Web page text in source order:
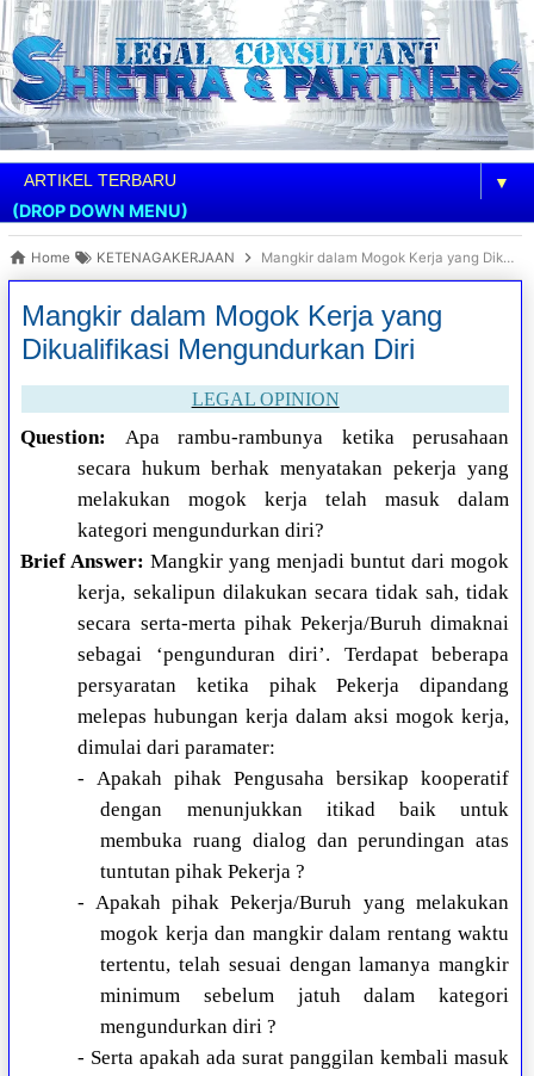
▼
(DROP DOWN MENU)
Home KETENAGAKERJAAN Mangkir dalam Mogok Kerja yang Dikualifikasi Mengundurkan Diri
Mangkir dalam Mogok Kerja yang
Dikualifikasi Mengundurkan Diri
LEGAL OPINION
Question:
Apa rambu-rambunya ketika perusahaan
secara hukum berhak menyatakan pekerja yang
melakukan mogok kerja telah masuk dalam
kategori mengundurkan diri?
Brief Answer: Mangkir yang menjadi buntut dari mogok
kerja, sekalipun dilakukan secara tidak sah, tidak
secara serta-merta pihak Pekerja/Buruh dimaknai
sebagai ‘pengunduran diri’. Terdapat beberapa
persyaratan ketika pihak Pekerja dipandang
melepas hubungan kerja dalam aksi mogok kerja,
dimulai dari paramater:
- Apakah pihak Pengusaha bersikap kooperatif
dengan menunjukkan itikad baik untuk
membuka ruang dialog dan perundingan atas
tuntutan pihak Pekerja ?
- Apakah pihak Pekerja/Buruh yang melakukan
mogok kerja dan mangkir dalam rentang waktu
tertentu, telah sesuai dengan lamanya mangkir
minimum sebelum jatuh dalam kategori
mengundurkan diri ?
- Serta apakah ada surat panggilan kembali masuk